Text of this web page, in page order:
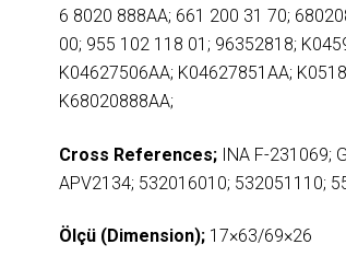
6 8020 888AA; 661 200 31 70;
00; 955 102 118 01; 96352818;
K04627506AA; K04627851AA;
K68020888AA;
Cross References; INA F-231069;
APV2134; 532016010; 532051110;
Ölçü (Dimension); 17×63/69×26